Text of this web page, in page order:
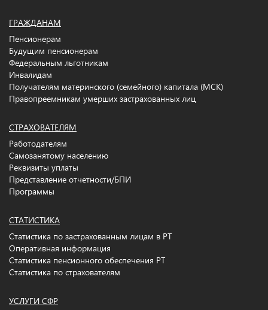
ГРАЖДАНАМ
Пенсионерам
Будущим пенсионерам
Федеральным льготникам
Инвалидам
Получателям материнского (семейного) капитала (МСК)
Правопреемникам умерших застрахованных лиц
СТРАХОВАТЕЛЯМ
Работодателям
Самозанятому населению
Реквизиты уплаты
Представление отчетности/БПИ
Программы
СТАТИСТИКА
Статистика по застрахованным лицам в РТ
Оперативная информация
Статистика пенсионного обеспечения РТ
Статистика по страхователям
УСЛУГИ СФР